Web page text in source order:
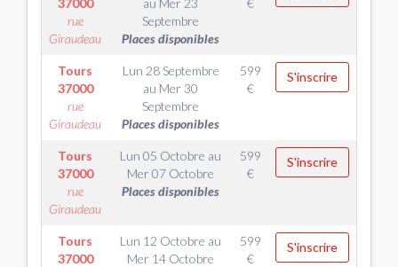
37000
rue
Giraudeau
au Mer 23
Septembre
Places disponibles
€
Tours
37000
rue
Giraudeau
Lun 28 Septembre
au Mer 30
Septembre
Places disponibles
599
€
S'inscrire
Tours
37000
rue
Giraudeau
Lun 05 Octobre au
Mer 07 Octobre
Places disponibles
599
€
S'inscrire
Tours
37000
Lun 12 Octobre au
Mer 14 Octobre
599
€
S'inscrire